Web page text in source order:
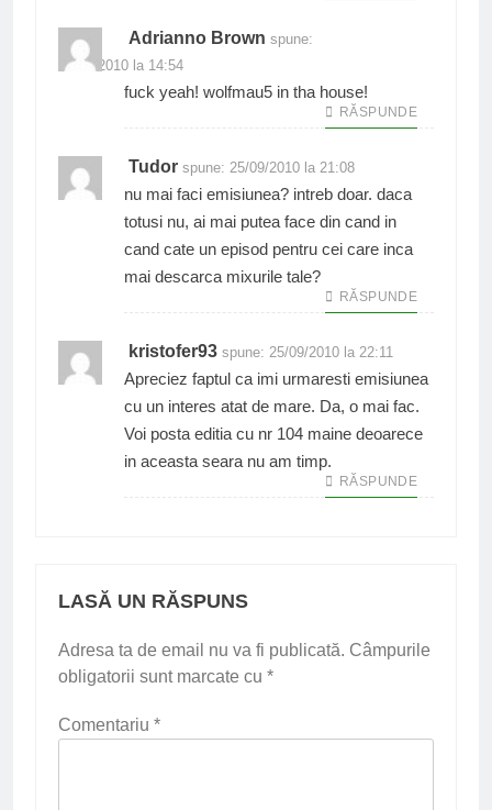
Adrianno Brown spune:
20/09/2010 la 14:54
fuck yeah! wolfmau5 in tha house!
RĂSPUNDE
Tudor spune: 25/09/2010 la 21:08
nu mai faci emisiunea? intreb doar. daca
totusi nu, ai mai putea face din cand in
cand cate un episod pentru cei care inca
mai descarca mixurile tale?
RĂSPUNDE
kristofer93 spune: 25/09/2010 la 22:11
Apreciez faptul ca imi urmaresti emisiunea
cu un interes atat de mare. Da, o mai fac.
Voi posta editia cu nr 104 maine deoarece
in aceasta seara nu am timp.
RĂSPUNDE
LASĂ UN RĂSPUNS
Adresa ta de email nu va fi publicată. Câmpurile
obligatorii sunt marcate cu *
Comentariu *